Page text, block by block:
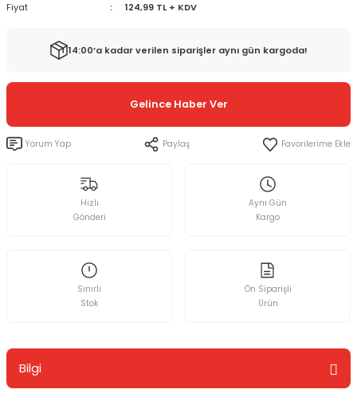
Fiyat 124,99 TL + KDV
14:00’a kadar verilen siparişler aynı gün kargoda!
Gelince Haber Ver
Yorum Yap Paylaş
Hızlı
Gönderi
Aynı Gün
Kargo
Sınırlı
Stok
Ön Siparişli
Ürün
Bilgi